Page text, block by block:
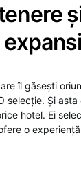
îl găsești
selecție. Și
hotel. Ei
o